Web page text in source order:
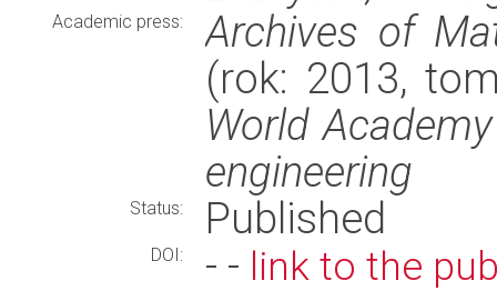
Academic press:
Archives of
(rok: 2013,
World
engineering
Status: Published
DOI: - - link to the